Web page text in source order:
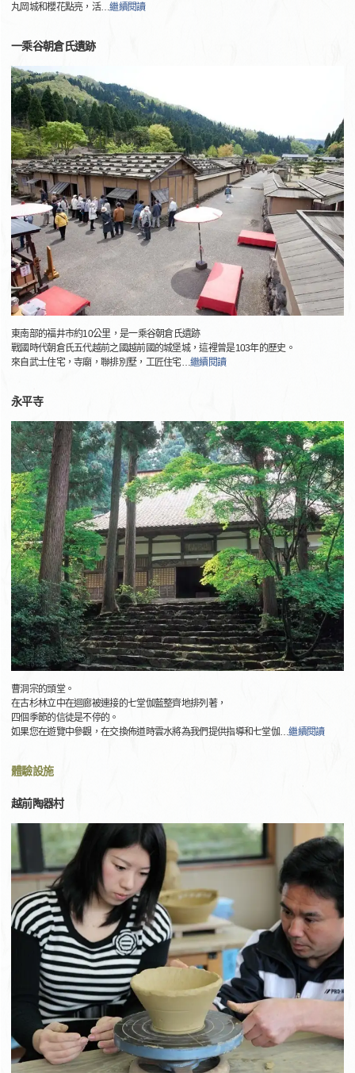
丸岡城和櫻花點亮，活…繼續閱讀
一乘谷朝倉氏遺跡
東南部的福井市約10公里，是一乘谷朝倉氏遺跡
戰國時代朝倉氏五代越前之國越前國的城堡城，這裡曾是103年的歷史。
來自武士住宅，寺廟，聯排別墅，工匠住宅…繼續閱讀
永平寺
曹洞宗的頭堂。
在古杉林立中在迴廊被連接的七堂伽藍整齊地排列著，
四個季節的信徒是不停的。
如果您在遊覽中參觀，在交換佈道時雲水將為我們提供指導和七堂伽…繼續閱讀
體驗設施
越前陶器村